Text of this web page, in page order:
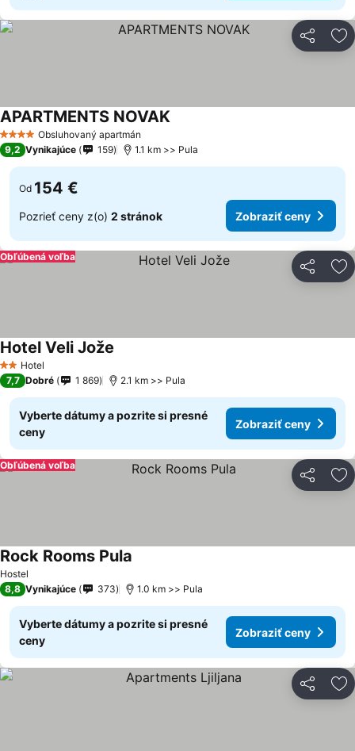
Zdieľať
4 Počet hviezdičiek
Obsluhovaný apartmán
APARTMENTS NOVAKZobraziť ceny
9,2 Vynikajúce 159 1.1 km >> Pula
Od 154 €
Pozrieť ceny z(o) 2 stránok Zobraziť ceny
Zdieľať
Obľúbená voľba
2 Počet hviezdičiek
Hotel
Hotel Veli Jože
7,7 Dobré 1 869 2.1 km >> Pula
Vyberte dátumy a pozrite si presné
ceny
Zobraziť ceny
Zdieľať
Obľúbená voľba
Hostel
Rock Rooms Pula
8,8 Vynikajúce 373 1.0 km >> Pula
Vyberte dátumy a pozrite si presné
ceny
Zobraziť ceny
Zdieľať